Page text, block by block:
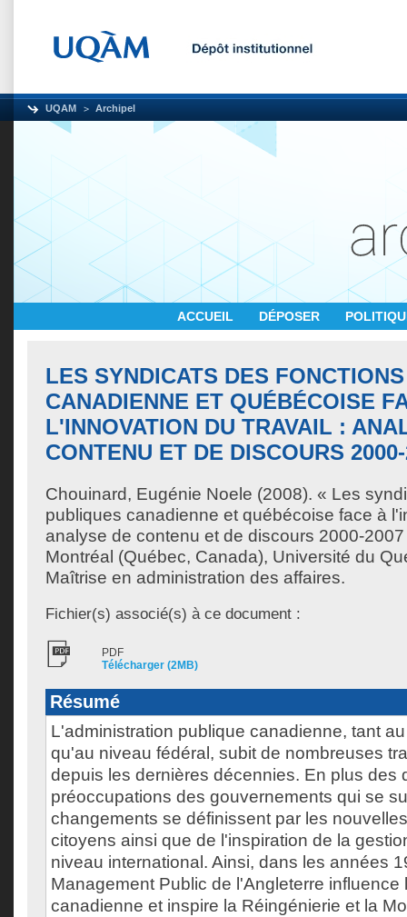
UQAM Archipel
ACCUEIL DÉPOSER
LES SYNDICATS DES
CANADIENNE ET QUÉBÉCOISE
L'INNOVATION DU TRAVAIL :
CONTENU ET DE DISCOURS
Chouinard, Eugénie Noele (2008). « Les
publiques canadienne et québécoise face à
analyse de contenu et de discours 2000-
Montréal (Québec, Canada), Université du
Maîtrise en administration des affaires.
Fichier(s) associé(s) à ce document :
PDF
Télécharger (2MB)
Résumé
L'administration publique canadienne, tant
qu'au niveau fédéral, subit de nombreuses
depuis les dernières décennies. En plus des
préoccupations des gouvernements qui se
changements se définissent par les
citoyens ainsi que de l'inspiration de la
niveau international. Ainsi, dans les années
Management Public de l'Angleterre influence
canadienne et inspire la Réingénierie et la